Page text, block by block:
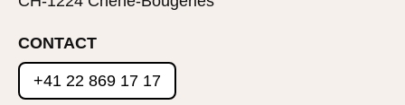
CONTACT
+41 22 869 17 17